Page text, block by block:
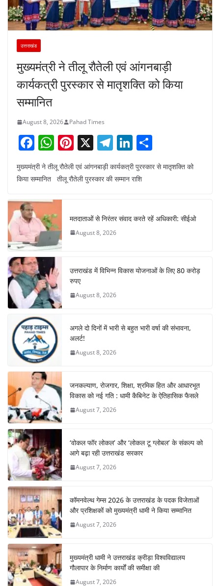
उत्तराखंड
मुख्यमंत्री ने तीलू रौतेली एवं आंगनबाड़ी
कार्यकत्री पुरस्कार से मातृशक्ति को किया
सम्मानित
August 8, 2026 Pahad Times
F
a
c
b
o
o
k
W
h
at
A
p
p
Pi
nt
er
X T
el
e
m
Li
n
k
n
h
ar
मुख्यमंत्री ने तीलू रौतेली एवं आंगनबाड़ी कार्यकत्री पुरस्कार से मातृशक्ति को
किया सम्मानित तीलू रौतेली पुरस्कार की सम्मान राशि
मतदाताओं से निरंतर संवाद करते रहें अधिकारी: सीईओ
August 8, 2026
उत्तराखंड में विभिन्न विकास योजनाओं के लिए 80 करोड़
रुपए
August 8, 2026
अगले दो दिनों में भारी से बहुत भारी वर्षा की संभावना,
अलर्ट!
August 8, 2026
जनकल्याण, रोजगार, शिक्षा, श्रमिक हित और आधारभूत
विकास को नई गति : धामी कैबिनेट के ऐतिहासिक फैसले
August 7, 2026
‘वोकल फॉर लोकल’ और ‘लोकल टू ग्लोबल’ के संकल्प को
आगे बढ़ा रही उत्तराखंड सरकार
August 7, 2026
कॉमनवेल्थ गेम्स 2026 के उत्तराखंड के पदक विजेताओं
और प्रशिक्षकों को मुख्यमंत्री धामी ने किया सम्मानित
August 7, 2026
मुख्यमंत्री धामी ने उत्तराखंड क्रीड़ा विश्वविद्यालय
गौलापार के निर्माण कार्यों की समीक्षा की
August 7, 2026